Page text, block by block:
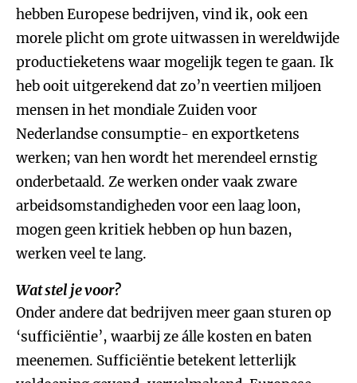
hebben Europese bedrijven, vind ik, ook een
morele plicht om grote uitwassen in wereldwijde
productieketens waar mogelijk tegen te gaan. Ik
heb ooit uitgerekend dat zo’n veertien miljoen
mensen in het mondiale Zuiden voor
Nederlandse consumptie- en exportketens
werken; van hen wordt het merendeel ernstig
onderbetaald. Ze werken onder vaak zware
arbeidsomstandigheden voor een laag loon,
mogen geen kritiek hebben op hun bazen,
werken veel te lang.
Wat stel je voor?
Onder andere dat bedrijven meer gaan sturen op
‘sufficiëntie’, waarbij ze álle kosten en baten
meenemen. Sufficiëntie betekent letterlijk